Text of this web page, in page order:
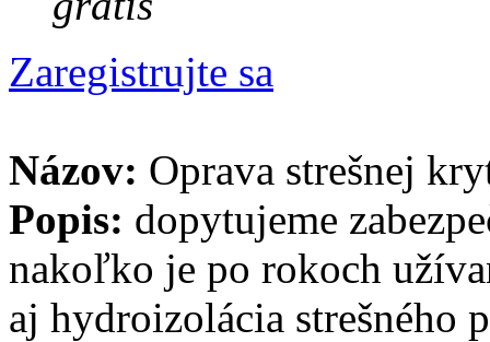
Zaregistrujte sa
Názov: Oprava strešnej
Popis: dopytujeme
nakoľko je po rokoch
aj hydroizolácia strešného